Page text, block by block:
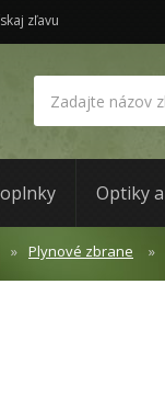
zľavu
Optiky
Plynové zbrane